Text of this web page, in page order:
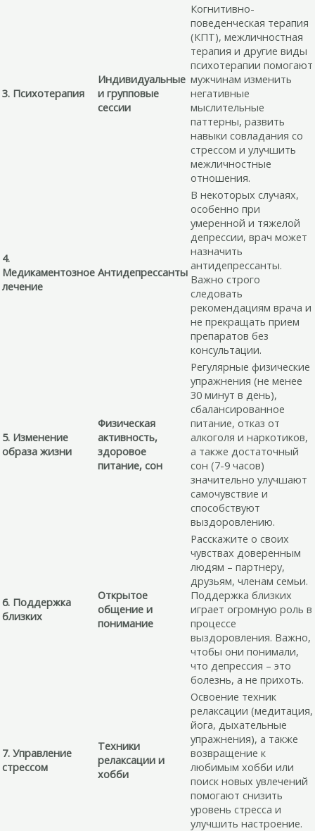
3. Психотерапия
Индивидуальные
и групповые
сессии
Когнитивно-
поведенческая терапия
(КПТ), межличностная
терапия и другие виды
психотерапии помогают
мужчинам изменить
негативные
мыслительные
паттерны, развить
навыки совладания со
стрессом и улучшить
межличностные
отношения.
4.
Медикаментозное
лечение
Антидепрессанты
В некоторых случаях,
особенно при
умеренной и тяжелой
депрессии, врач может
назначить
антидепрессанты.
Важно строго
следовать
рекомендациям врача и
не прекращать прием
препаратов без
консультации.
5. Изменение
образа жизни
Физическая
активность,
здоровое
питание, сон
Регулярные физические
упражнения (не менее
30 минут в день),
сбалансированное
питание, отказ от
алкоголя и наркотиков,
а также достаточный
сон (7-9 часов)
значительно улучшают
самочувствие и
способствуют
выздоровлению.
6. Поддержка
близких
Открытое
общение и
понимание
Расскажите о своих
чувствах доверенным
людям – партнеру,
друзьям, членам семьи.
Поддержка близких
играет огромную роль в
процессе
выздоровления. Важно,
чтобы они понимали,
что депрессия – это
болезнь, а не прихоть.
7. Управление
стрессом
Техники
релаксации и
хобби
Освоение техник
релаксации (медитация,
йога, дыхательные
упражнения), а также
возвращение к
любимым хобби или
поиск новых увлечений
помогают снизить
уровень стресса и
улучшить настроение.